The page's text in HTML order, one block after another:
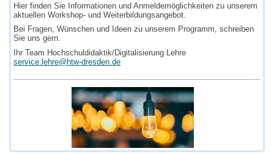
Hier finden Sie Informationen und Anmeldemöglichkeiten zu unserem
aktuellen Workshop- und Weiterbildungsangebot.
Bei Fragen, Wünschen und Ideen zu unserem Programm, schreiben
Sie uns gern.
Ihr Team Hochschuldidaktik/Digitalisierung Lehre
service.lehre@htw-dresden.de